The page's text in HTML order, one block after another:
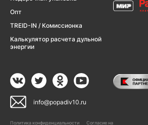
Опт
TREID-IN / Комиссионка
Калькулятор расчета дульной
энергии
info@popadiv10.ru
Политика конфиденциальности Согласие на